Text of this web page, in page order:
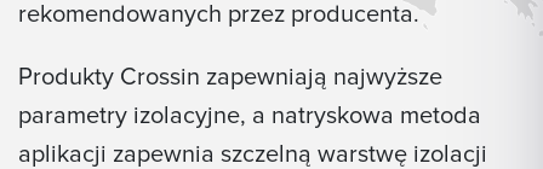
rekomendowanych przez producenta.
Produkty Crossin zapewniają najwyższe
parametry izolacyjne, a natryskowa metoda
aplikacji zapewnia szczelną warstwę izolacji